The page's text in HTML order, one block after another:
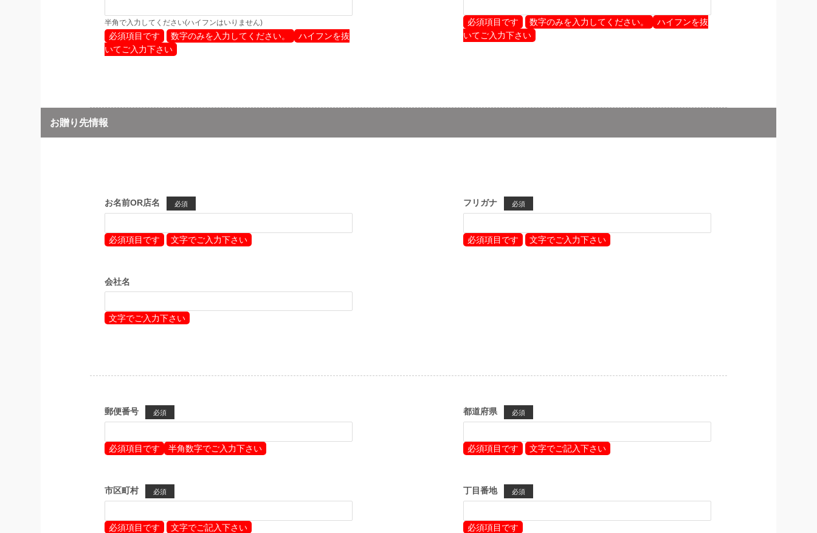
半角で入力してください(ハイフンはいりません)
必須項目です 数字のみを入力してください。
ハイフンを抜
いてご入力下さい
必須項目です 数字のみを入力してください。
ハイフンを抜
いてご入力下さい
お贈り先情報
お名前OR店名 必須
必須項目です 文字でご入力下さい
フリガナ 必須
必須項目です 文字でご入力下さい
会社名
文字でご入力下さい
郵便番号 必須
必須項目です 半角数字でご入力下さい
都道府県 必須
必須項目です 文字でご記入下さい
市区町村 必須
必須項目です 文字でご記入下さい
丁目番地 必須
必須項目です